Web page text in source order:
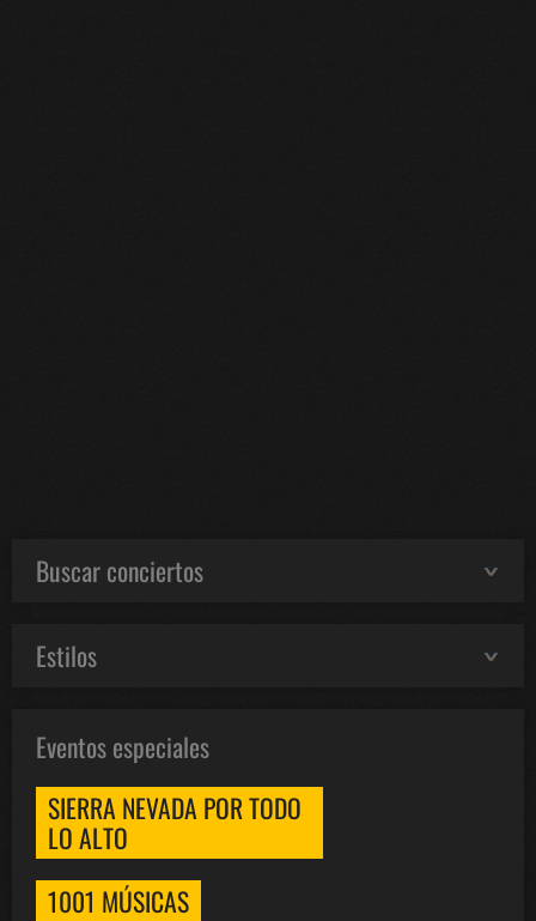
Buscar conciertos
Estilos
Eventos especiales
SIERRA NEVADA POR TODO
LO ALTO
1001 MÚSICAS